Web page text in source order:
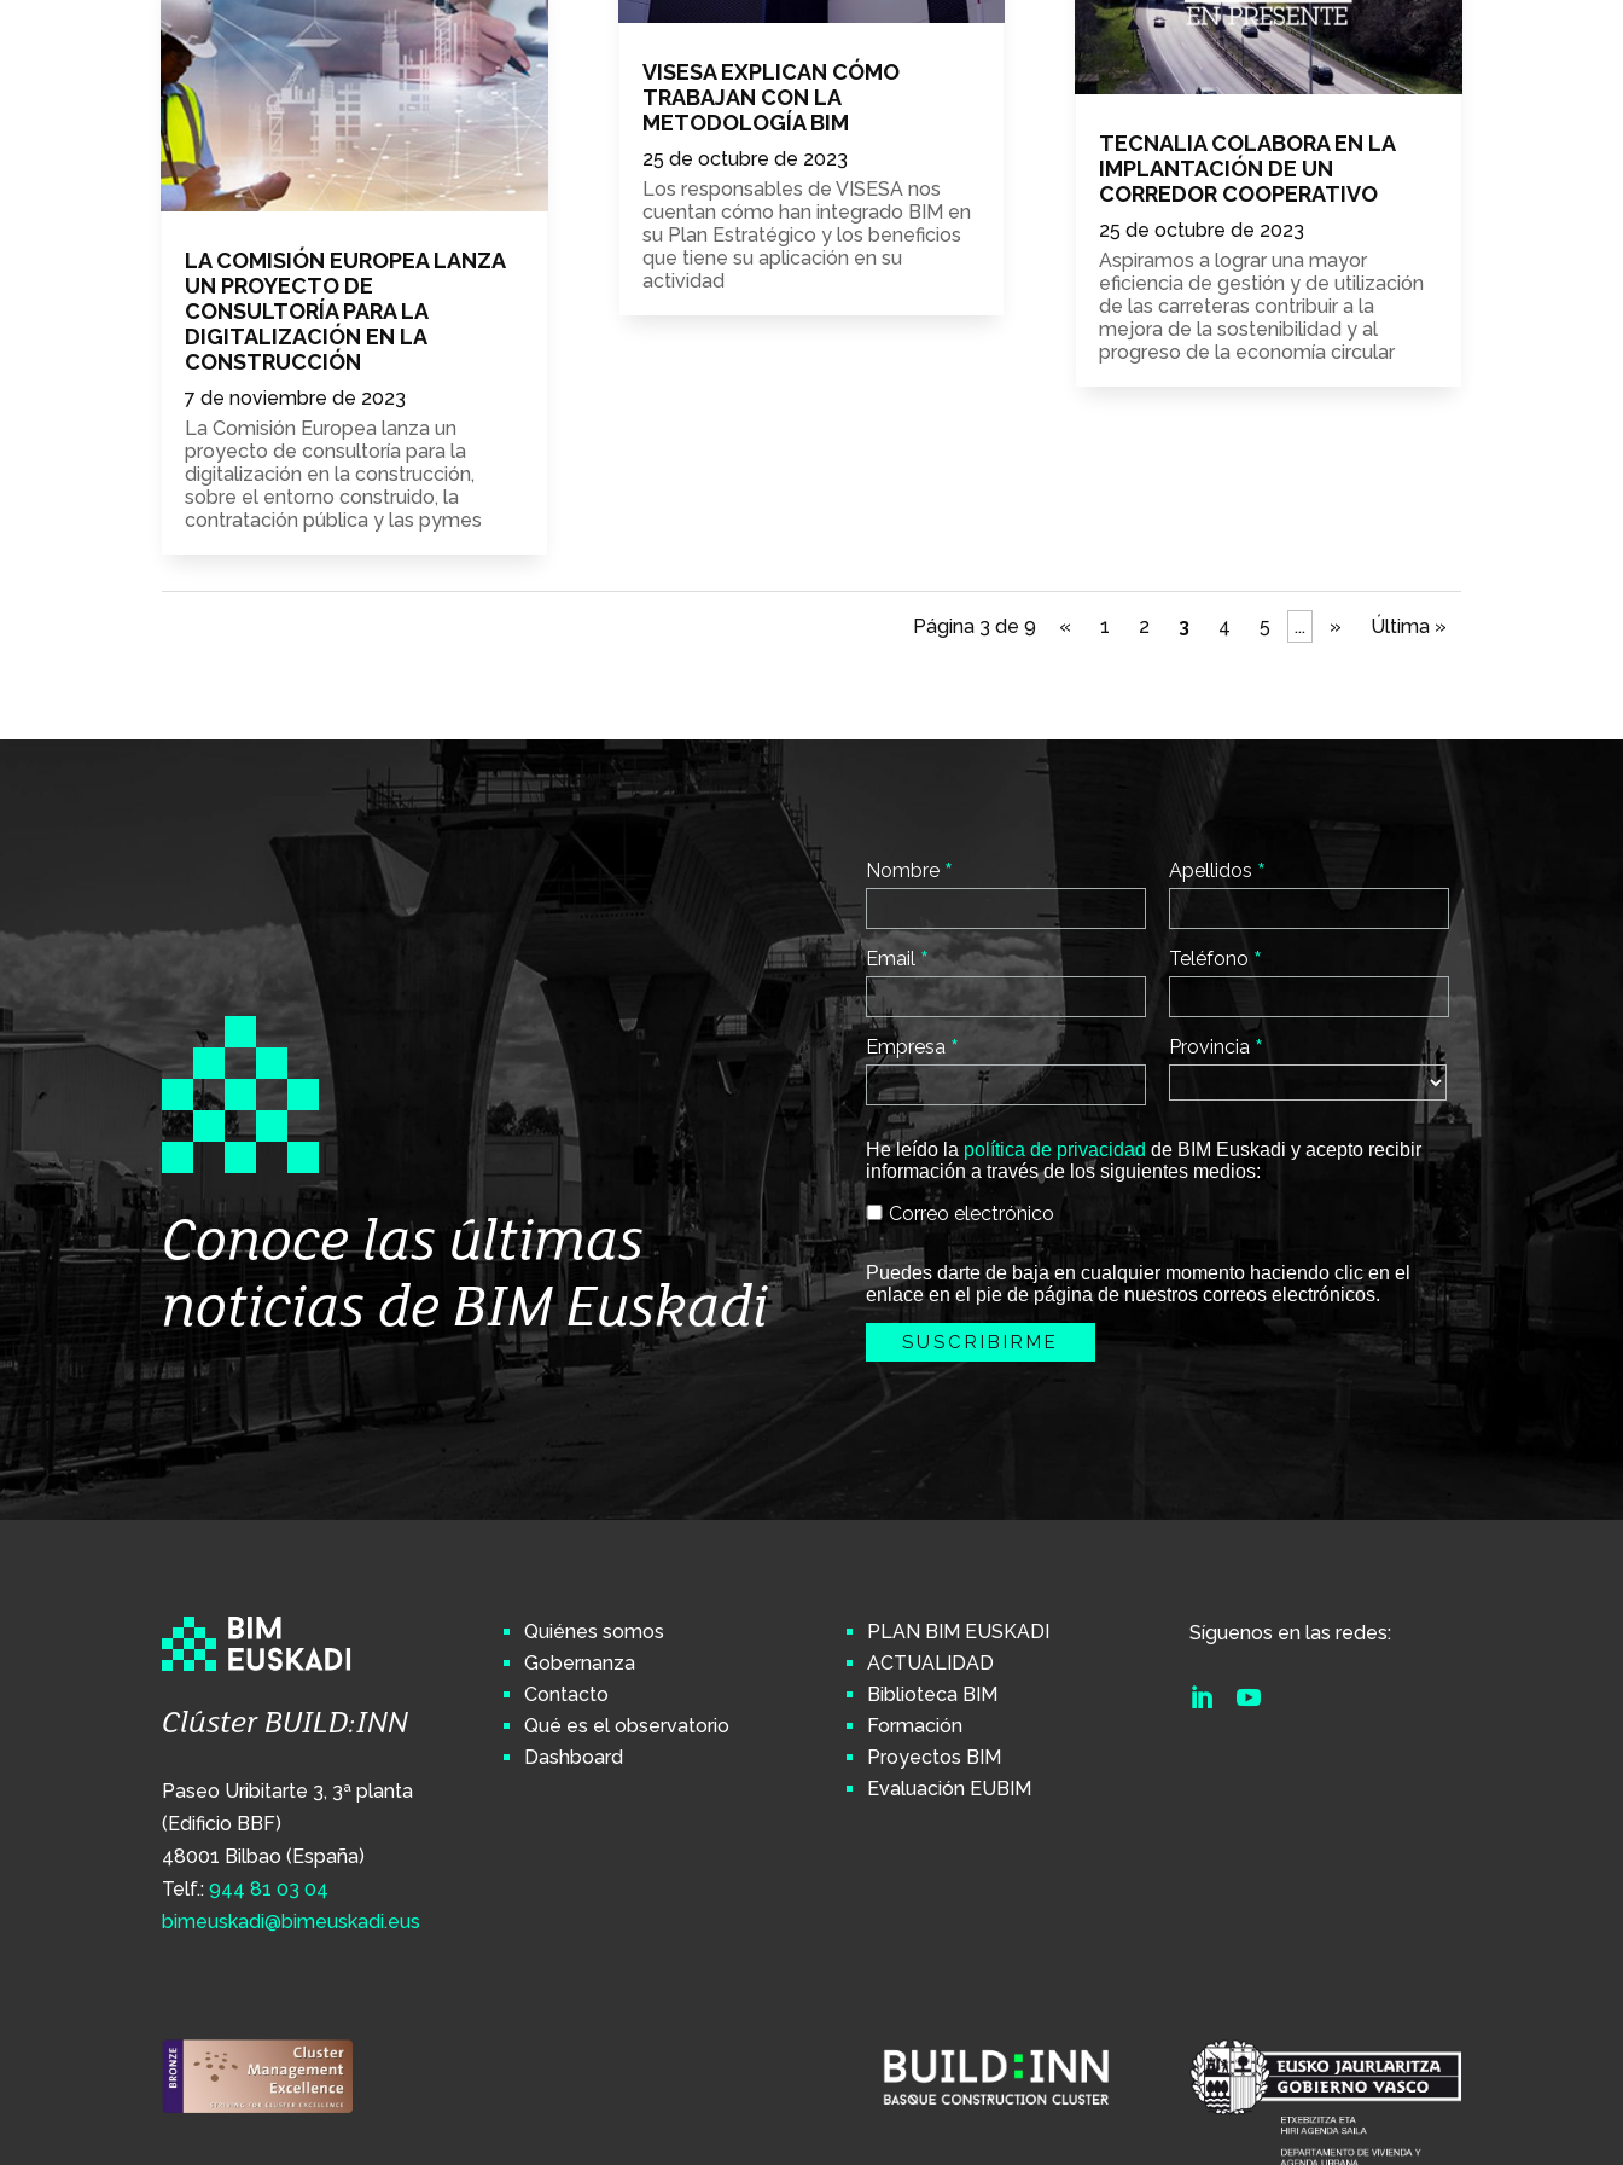
LA COMISIÓN EUROPEA LANZA
UN PROYECTO DE
CONSULTORÍA PARA LA
DIGITALIZACIÓN EN LA
CONSTRUCCIÓN
7 de noviembre de 2023
La Comisión Europea lanza un
proyecto de consultoría para la
digitalización en la construcción,
sobre el entorno construido, la
contratación pública y las pymes
VISESA EXPLICAN CÓMO
TRABAJAN CON LA
METODOLOGÍA BIM
25 de octubre de 2023
Los responsables de VISESA nos
cuentan cómo han integrado BIM en
su Plan Estratégico y los beneficios
que tiene su aplicación en su
actividad
TECNALIA COLABORA EN LA
IMPLANTACIÓN DE UN
CORREDOR COOPERATIVO
25 de octubre de 2023
Aspiramos a lograr una mayor
eficiencia de gestión y de utilización
de las carreteras contribuir a la
mejora de la sostenibilidad y al
progreso de la economía circular
Página 3 de 9 « 1 2 3 4 5 ... » Última »
Conoce las últimas
noticias de BIM Euskadi
Nombre *
Email *
Empresa *
Apellidos *
Teléfono *
Provincia *
He leído la política de privacidad de BIM Euskadi y acepto recibir
información a través de los siguientes medios:
Correo electrónico
Puedes darte de baja en cualquier momento haciendo clic en el
enlace en el pie de página de nuestros correos electrónicos.
Clúster BUILD:INN
Paseo Uribitarte 3, 3ª planta
(Edificio BBF)
48001 Bilbao (España)
Telf.:944 81 03 04
bimeuskadi@bimeuskadi.eus
Quiénes somos
Gobernanza
Contacto
Qué es el observatorio
Dashboard
PLAN BIM EUSKADI
ACTUALIDAD
Biblioteca BIM
Formación
Proyectos BIM
Evaluación EUBIM
Síguenos en las redes:
 